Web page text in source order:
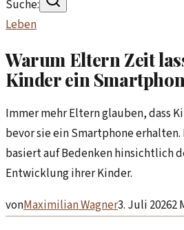
Suche:
Leben
Warum Eltern Zeit
Kinder ein
Immer mehr Eltern glauben, dass
bevor sie ein Smartphone
basiert auf Bedenken hinsichtlich
Entwicklung ihrer Kinder.
vonMaximilian Wagner3. Juli 20262